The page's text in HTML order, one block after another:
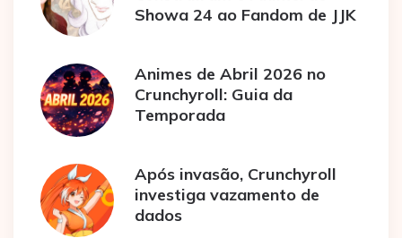
Showa 24 ao Fandom de JJK
Animes de Abril 2026 no
Crunchyroll: Guia da
Temporada
Após invasão, Crunchyroll
investiga vazamento de
dados